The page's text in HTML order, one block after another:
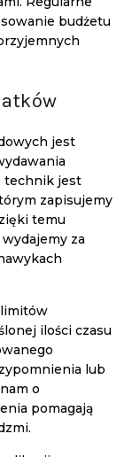
budżetu
jest
technik jest
zapisujemy
temu
za
ilości czasu
lub
o
pomagają